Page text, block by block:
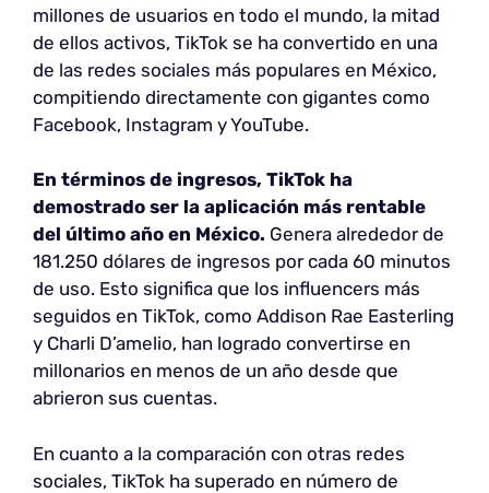
millones de usuarios en todo el mundo, la mitad
de ellos activos, TikTok se ha convertido en una
de las redes sociales más populares en México,
compitiendo directamente con gigantes como
Facebook, Instagram y YouTube.
En términos de ingresos, TikTok ha
demostrado ser la aplicación más rentable
del último año en México. Genera alrededor de
181.250 dólares de ingresos por cada 60 minutos
de uso. Esto significa que los influencers más
seguidos en TikTok, como Addison Rae Easterling
y Charli D’amelio, han logrado convertirse en
millonarios en menos de un año desde que
abrieron sus cuentas.
En cuanto a la comparación con otras redes
sociales, TikTok ha superado en número de